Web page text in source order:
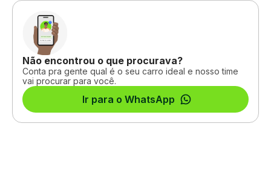
Não encontrou o que procurava?
Conta pra gente qual é o seu carro ideal e nosso time
vai procurar para você.
Ir para o WhatsApp